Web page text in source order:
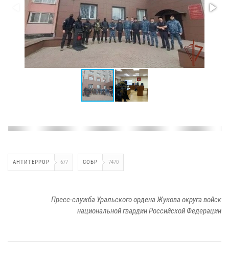
АНТИТЕРРОР 677 СОБР 7470
Пресс-служба Уральского ордена Жукова округа войск
национальной гвардии Российской Федерации